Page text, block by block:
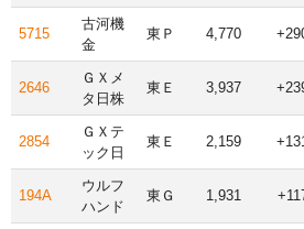
5715
古河機
金
東Ｐ 4,770
2646
ＧＸメ
タ日株
東Ｅ 3,937
2854
ＧＸテ
ック日
東Ｅ 2,159 +131
194A
ウルフ
ハンド
東Ｇ 1,931